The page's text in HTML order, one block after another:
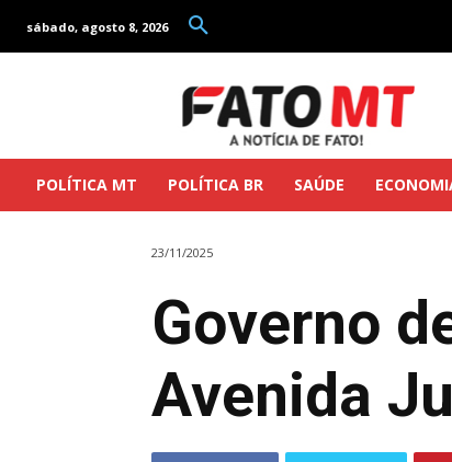
sábado, agosto 8, 2026
POLÍTICA MT POLÍTICA BR SAÚDE
23/11/2025
Governo
Avenida